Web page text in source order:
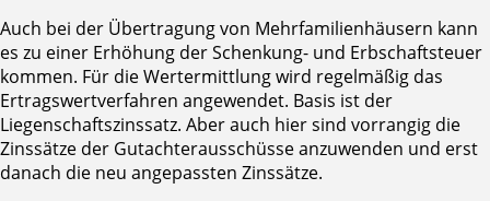
Auch bei der Übertragung von Mehrfamilienhäusern kann
es zu einer Erhöhung der Schenkung- und Erbschaftsteuer
kommen. Für die Wertermittlung wird regelmäßig das
Ertragswertverfahren angewendet. Basis ist der
Liegenschaftszinssatz. Aber auch hier sind vorrangig die
Zinssätze der Gutachterausschüsse anzuwenden und erst
danach die neu angepassten Zinssätze.